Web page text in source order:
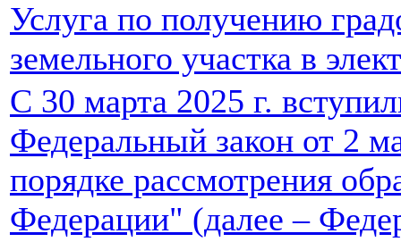
Услуга по получению
земельного участка в
С 30 марта 2025 г.
Федеральный закон от 2
порядке рассмотрения
Федерации" (далее –